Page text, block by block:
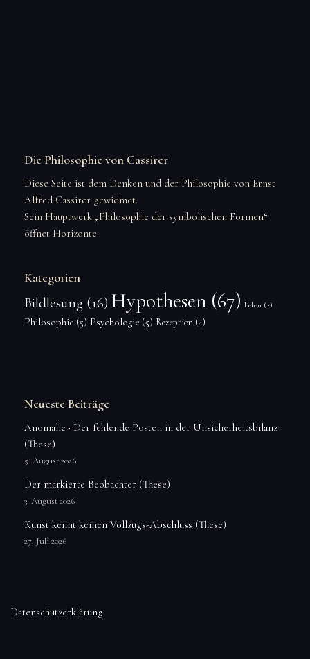
Die Philosophie von Cassirer
Diese Seite ist dem Denken und der Philosophie von Ernst
Alfred Cassirer gewidmet.
Sein Hauptwerk „Philosophie der symbolischen Formen“
öffnet Horizonte.
Kategorien
Bildlesung (16) Hypothesen (67) Leben (2)
Philosophie (5) Psychologie (5) Rezeption (4)
Neueste Beiträge
Anomalie · Der fehlende Posten in der Unsicherheitsbilanz
(These)
5. August 2026
Der markierte Beobachter (These)
3. August 2026
Kunst kennt keinen Vollzugs-Abschluss (These)
27. Juli 2026
Datenschutzerklärung